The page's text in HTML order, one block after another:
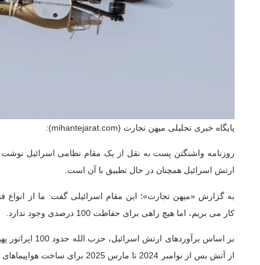
پایگاه خبری تحلیلی میهن تجارت (mihantejarat.com):
روزنامه واشنگتن پست به نقل از یک مقام نظامی اسرائیل نوشت
ارتش اسرائیل همچنان در حال تطبیق با آن است.
به گزارش «میهن تجارت»؛ این مقام اسرائیلی گفت: ما از انواع
کار می بریم، اما هیچ راهی برای حفاظت 100 درصدی وجود ندارد.
بر اساس
از آتش بس از نوامبر 2024 تا مارس